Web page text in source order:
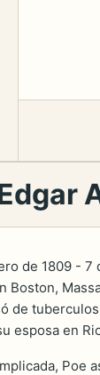
de 1809 -
Boston,
de
esposa en
Poe